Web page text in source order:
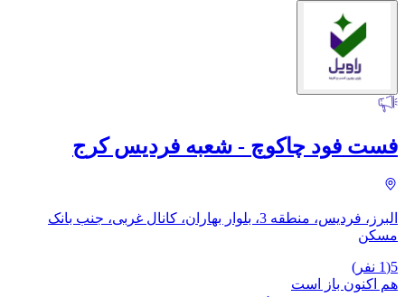
فست فود چاکوچ - شعبه فردیس کرج
البرز، فردیس، منطقه 3، بلوار بهاران، کانال غربی، جنب بانک
مسکن
5
(
1 نفر)
هم اکنون باز است